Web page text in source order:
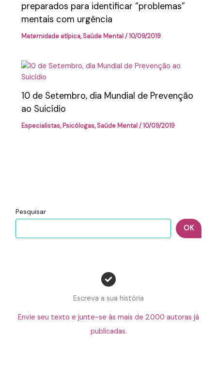
Pesquisar
OK
Escreva a sua história
Envie seu texto e junte-se às mais de 2.000 autoras já
publicadas.
preparados para identificar “problemas”
mentais com urgência
Maternidade atípica,Saúde Mental/10/09/2019
10 de Setembro, dia Mundial de Prevenção
ao Suicídio
Especialistas,Psicólogas,Saúde Mental/10/09/2019